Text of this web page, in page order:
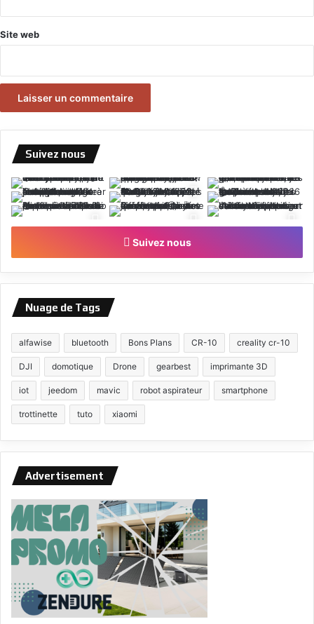
Site web
Suivez nous
Suivez nous
Nuage de Tags
alfawise bluetooth Bons Plans CR-10 creality cr-10
DJI domotique Drone gearbest imprimante 3D
iot jeedom mavic robot aspirateur smartphone
trottinette tuto xiaomi
Advertisement